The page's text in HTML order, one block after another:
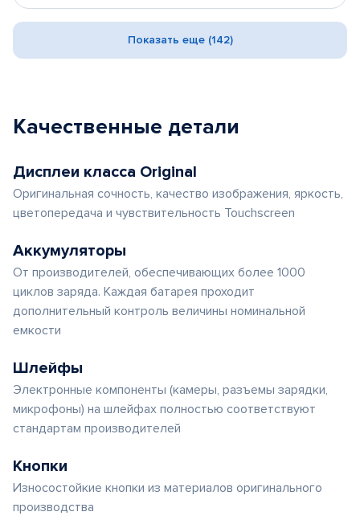
Показать еще (142)
Качественные детали
Дисплеи класса Original
Оригинальная сочность, качество изображения, яркость,
цветопередача и чувствительность Touchscreen
Аккумуляторы
От производителей, обеспечивающих более 1000
циклов заряда. Каждая батарея проходит
дополнительный контроль величины номинальной
емкости
Шлейфы
Электронные компоненты (камеры, разъемы зарядки,
микрофоны) на шлейфах полностью соответствуют
стандартам производителей
Кнопки
Износостойкие кнопки из материалов оригинального
производства